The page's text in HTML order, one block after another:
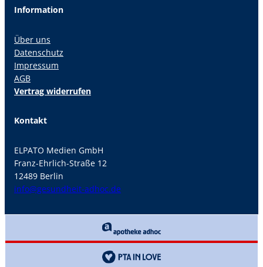
Information
Über uns
Datenschutz
Impressum
AGB
Vertrag widerrufen
Kontakt
ELPATO Medien GmbH
Franz-Ehrlich-Straße 12
12489 Berlin
info@gesundheit-adhoc.de